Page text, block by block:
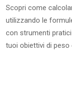
Scopri come
utilizzando le
con strumenti
tuoi obiettivi di peso